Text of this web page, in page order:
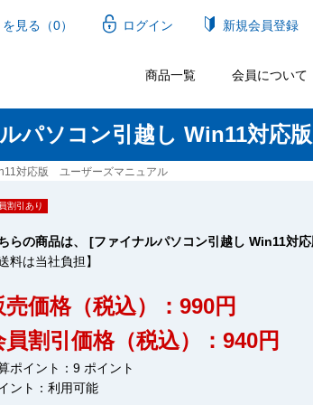
見る（0） ログイン 新規会員登録
商品一覧 会員について
ルパソコン引越し Win11対
対応版 ユーザーズマニュアル
割引あり
らの商品は、 [ファイナルパソコン引越し Win11対
送料は当社負担】
売価格（税込）：990円
員割引価格（税込）：940円
ポイント：9 ポイント
ント： 利用可能